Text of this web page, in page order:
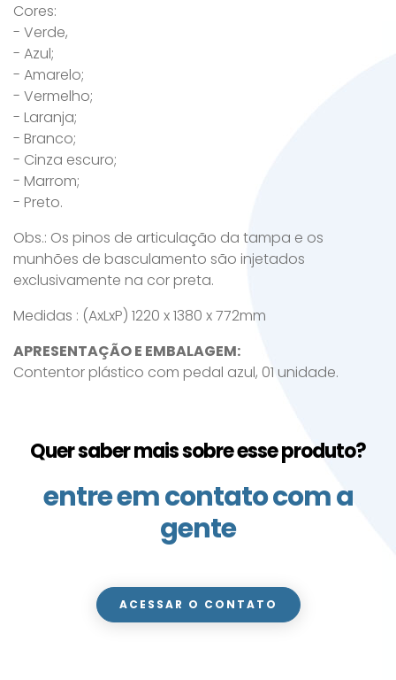
Cores:
- Verde,
- Azul;
- Amarelo;
- Vermelho;
- Laranja;
- Branco;
- Cinza escuro;
- Marrom;
- Preto.
Obs.: Os pinos de articulação da tampa e os
munhões de basculamento são injetados
exclusivamente na cor preta.
Medidas : (AxLxP) 1220 x 1380 x 772mm
APRESENTAÇÃO E EMBALAGEM:
Contentor plástico com pedal azul, 01 unidade.
Quer saber mais sobre esse produto?
entre em contato com a
gente
ACESSAR O CONTATO